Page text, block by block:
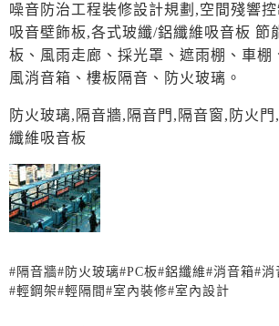
噪音防治工程裝修設計規劃,空間殘響
吸音壁飾板,各式玻纖/鋁纖維吸音板 節
板、風雨走廊、採光罩、遮雨棚、車棚
風消音箱、樓板隔音、防火玻璃。
防火玻璃,隔音牆,隔音門,隔音窗,防火
纖維吸音板
#隔音牆#防火玻璃#PC板#鋁纖維#消音箱#消
#輕鋼架#輕隔間 #室內裝修#室內設計